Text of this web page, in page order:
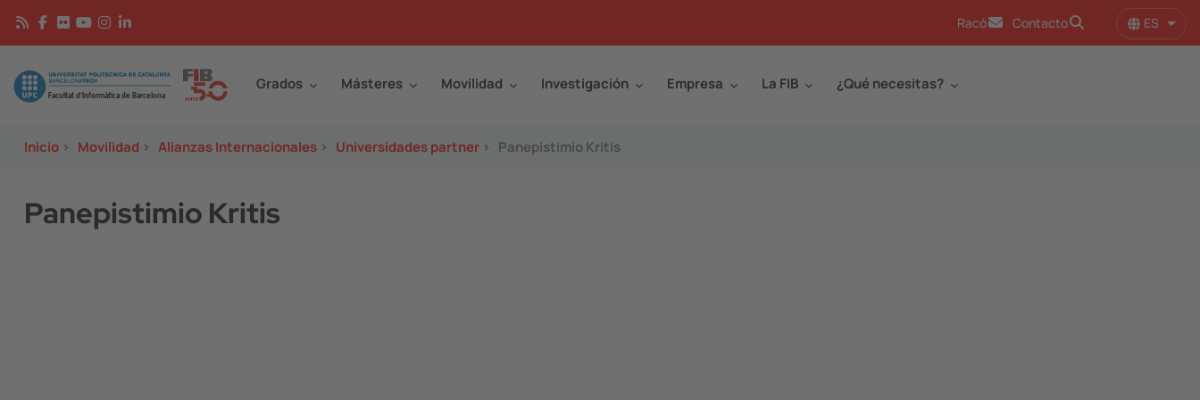
Pasar al contenido principal
Racó Contacto ES
Image Grados Másteres Movilidad Investigación Empresa La FIB ¿Qué necesitas?
Inicio > Movilidad > Alianzas Internacionales > Universidades partner > Panepistimio Kritis
Panepistimio Kritis